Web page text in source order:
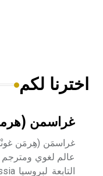
اخترنا لكم
غراسمن